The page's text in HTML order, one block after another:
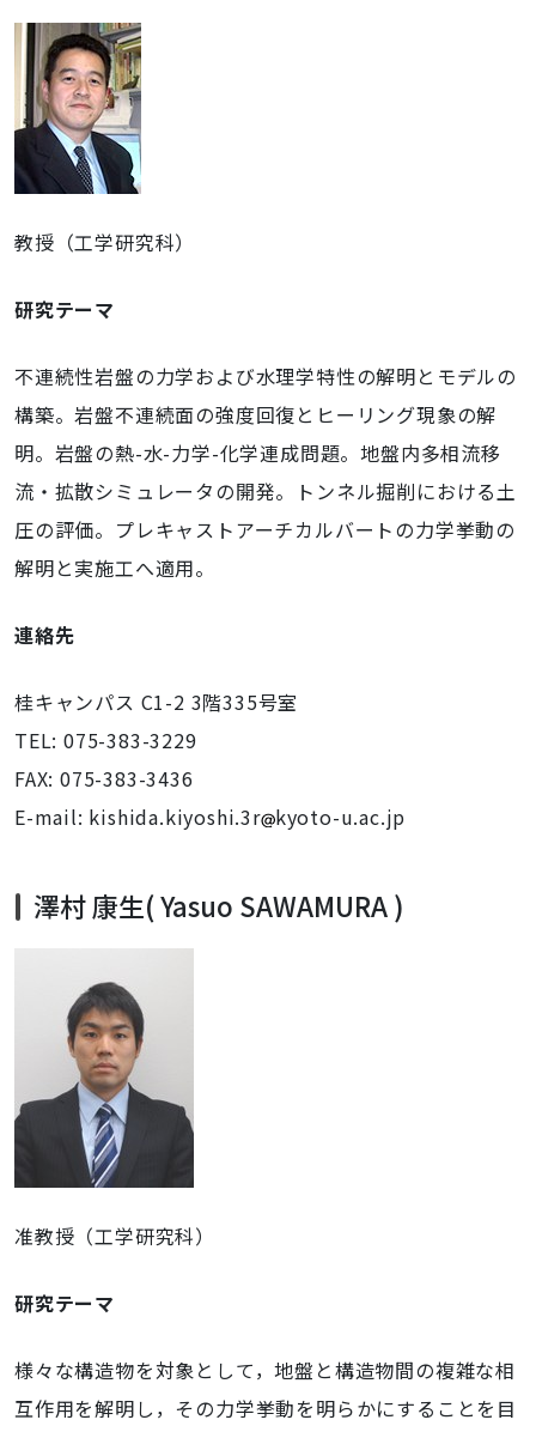
教授（工学研究科）
研究テーマ
不連続性岩盤の力学および水理学特性の解明とモデルの
構築。岩盤不連続面の強度回復とヒーリング現象の解
明。岩盤の熱-水-力学-化学連成問題。地盤内多相流移
流・拡散シミュレータの開発。トンネル掘削における土
圧の評価。プレキャストアーチカルバートの力学挙動の
解明と実施工へ適用。
連絡先
桂キャンパス C1-2 3階335号室
TEL: 075-383-3229
FAX: 075-383-3436
E-mail: kishida.kiyoshi.3r kyoto-u.ac.jp
澤村 康生( Yasuo SAWAMURA )
准教授（工学研究科）
研究テーマ
様々な構造物を対象として，地盤と構造物間の複雑な相
互作用を解明し，その力学挙動を明らかにすることを目